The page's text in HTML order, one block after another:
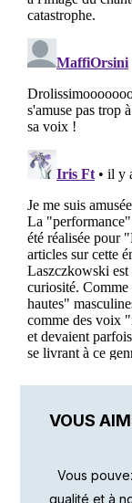
VOUS
Vous
qualité et à